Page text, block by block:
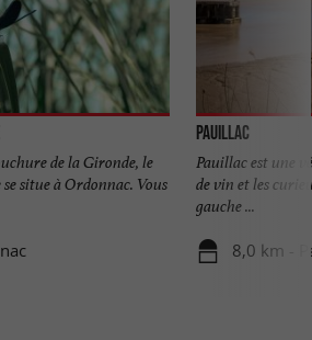
de la Gironde, le
situe à Ordonnac. Vous
Pauillac
Pauillac est une
de vin et les
gauche ...
8,0 km -